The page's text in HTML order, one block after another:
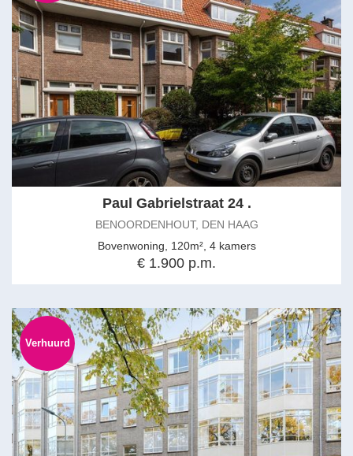
Paul Gabrielstraat 24 .
BENOORDENHOUT, DEN HAAG
Bovenwoning, 120m², 4 kamers
€ 1.900 p.m.
Verhuurd